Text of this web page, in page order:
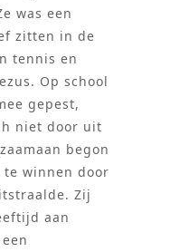
was een
zitten in de
tennis en
Op school
gepest,
niet door uit
begon
te winnen door
Zij
aan